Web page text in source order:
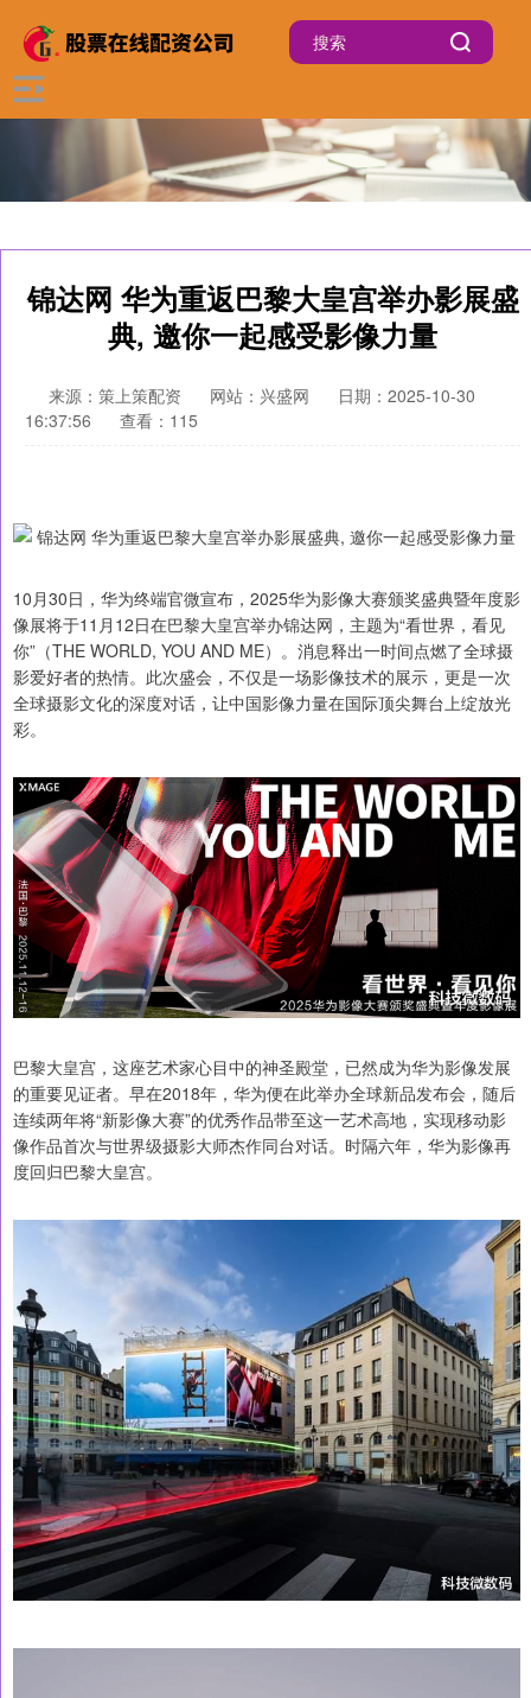
锦达网 华为重返巴黎大皇宫举办影展盛
典, 邀你一起感受影像力量
来源：策上策配资 网站：兴盛网
日期：2025-10-30
16:37:56
查看：115
10月30日，华为终端官微宣布，2025华为影像大赛颁奖盛典暨年度影
像展将于11月12日在巴黎大皇宫举办锦达网，主题为“看世界，看见
你”（THE WORLD, YOU AND ME）。消息释出一时间点燃了全球摄
影爱好者的热情。此次盛会，不仅是一场影像技术的展示，更是一次
全球摄影文化的深度对话，让中国影像力量在国际顶尖舞台上绽放光
彩。
巴黎大皇宫，这座艺术家心目中的神圣殿堂，已然成为华为影像发展
的重要见证者。早在2018年，华为便在此举办全球新品发布会，随后
连续两年将“新影像大赛”的优秀作品带至这一艺术高地，实现移动影
像作品首次与世界级摄影大师杰作同台对话。时隔六年，华为影像再
度回归巴黎大皇宫。